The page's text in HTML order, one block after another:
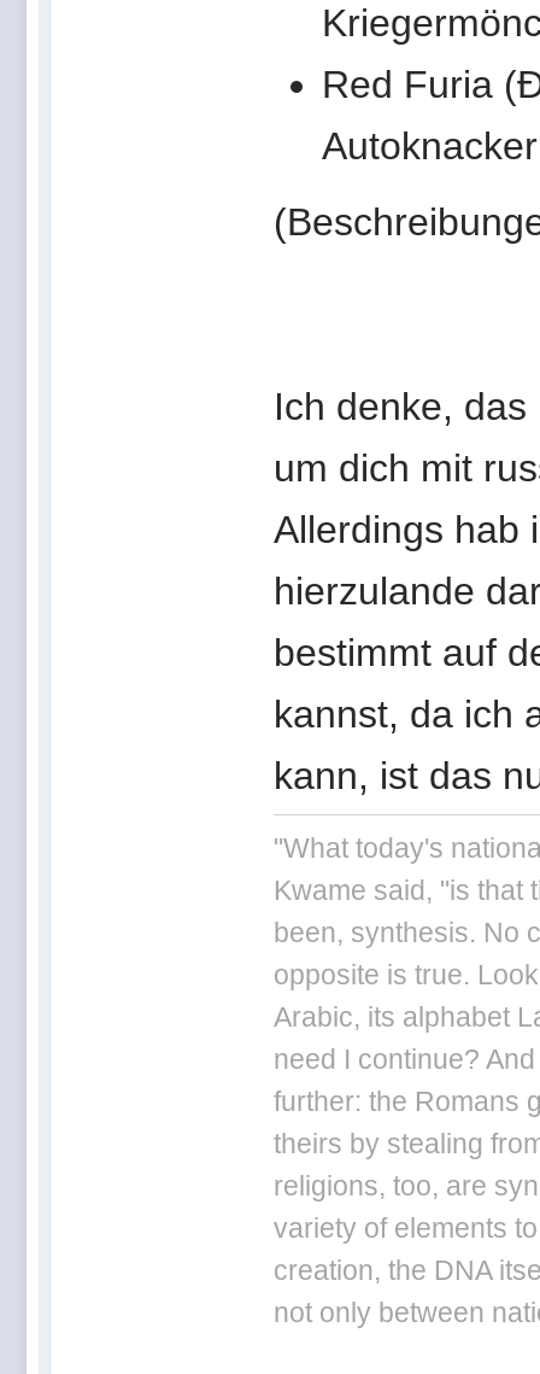
Red Furia
Ich denke,
um dich mit
Allerdings hab
hierzulande
bestimmt auf
kannst, da ich
kann, ist das
"What today's
Kwame said, "is that
been, synthesis. No
opposite is true.
Arabic, its alphabet
need I continue?
further: the Romans
theirs by stealing
religions, too, are
variety of elements
creation, the DNA
not only between